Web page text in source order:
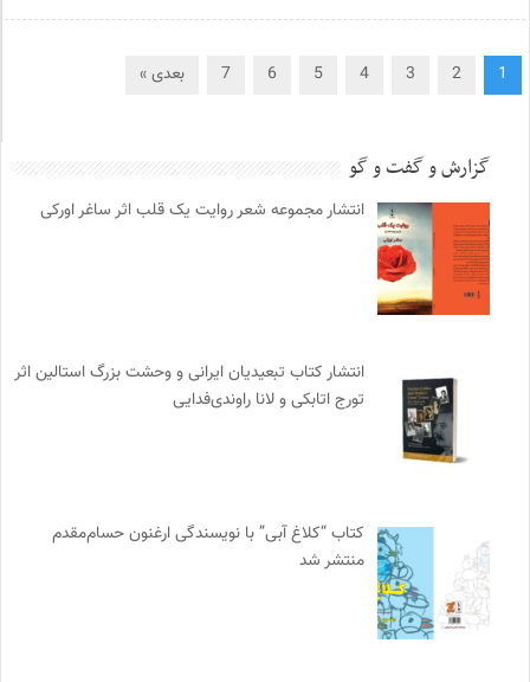
1
2
3
4
5
6
7 بعدی »
گزارش و گفت و گو
انتشار مجموعه شعر روایت یک قلب اثر ساغر اورکی
انتشار کتاب تبعیدیان ایرانی و وحشت بزرگ استالین اثر
تورج اتابکی و لانا راوندی‌فدایی
کتاب “کلاغ آبی” با نویسندگی ارغنون حسام‌مقدم
منتشر شد